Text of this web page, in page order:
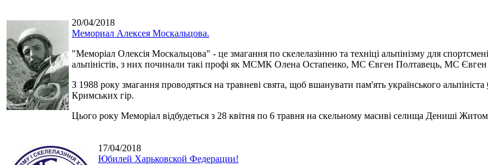
20/04/2018
Мемориал Алексея Москальцова.
"Меморіал Олексія Москальцова" - це змагання по скелелазінню та техніці альпінізму для
альпіністів, з них починали такі профі як МСМК Олена Остапенко, МС Євген Полтавець, МС
З 1988 року змагання проводяться на травневі свята, щоб вшанувати пам'ять українського альпініста
Кримських гір.
Цього року Меморіал відбудеться з 28 квітня по 6 травня на скельному масиві селища Дениші
17/04/2018
Юбилей Харьковской Федерации!